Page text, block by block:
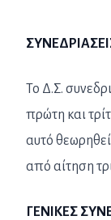
Το Δ.Σ.
πρώτη και
αυτό
από αίτηση
ΓΕΝΙΚΕΣ